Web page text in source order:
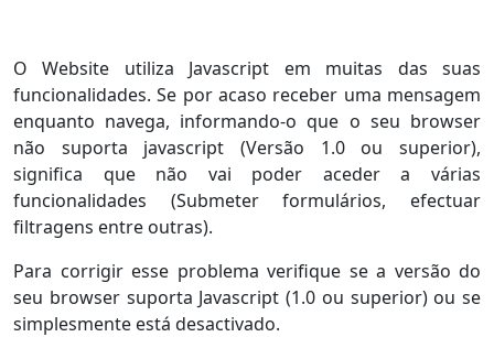
O Website utiliza Javascript em muitas das suas
funcionalidades. Se por acaso receber uma mensagem
enquanto navega, informando-o que o seu browser
não suporta javascript (Versão 1.0 ou superior),
significa que não vai poder aceder a várias
funcionalidades (Submeter formulários, efectuar
filtragens entre outras).
Para corrigir esse problema verifique se a versão do
seu browser suporta Javascript (1.0 ou superior) ou se
simplesmente está desactivado.